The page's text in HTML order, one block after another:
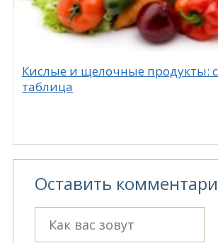
Кислые и щелочные продукты:
таблица
Оставить